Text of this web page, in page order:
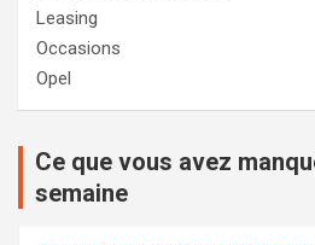
Leasing
Occasions
Opel
Ce que vous avez
semaine